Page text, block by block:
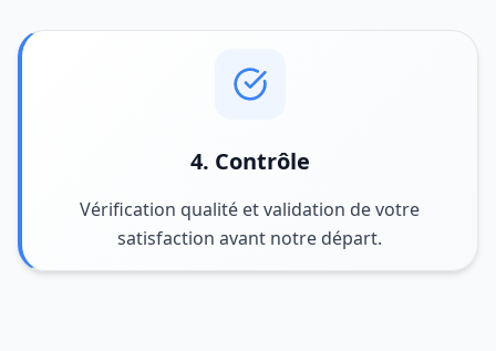
4. Contrôle
Vérification qualité et validation de votre
satisfaction avant notre départ.